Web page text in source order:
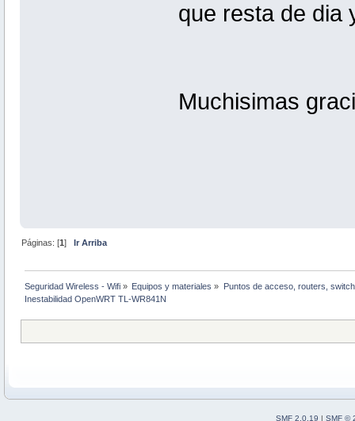
que resta de dia
Muchisimas
Páginas: [1] Ir Arriba
Seguridad Wireless - Wifi » Equipos y materiales »
Puntos de acceso, routers,
Inestabilidad OpenWRT TL-WR841N
SMF 2.0.19 SMF ©